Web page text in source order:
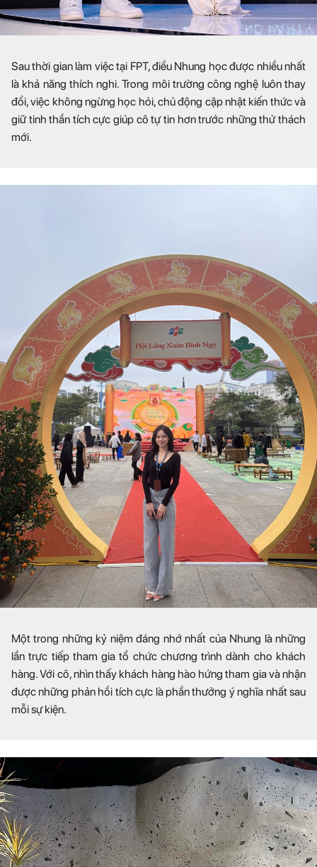
Sau thời gian làm việc tại FPT, điều Nhung học được nhiều nhất
là khả năng thích nghi. Trong môi trường công nghệ luôn thay
đổi, việc không ngừng học hỏi, chủ động cập nhật kiến thức và
giữ tinh thần tích cực giúp cô tự tin hơn trước những thử thách
mới.
Một trong những kỷ niệm đáng nhớ nhất của Nhung là những
lần trực tiếp tham gia tổ chức chương trình dành cho khách
hàng. Với cô, nhìn thấy khách hàng hào hứng tham gia và nhận
được những phản hồi tích cực là phần thưởng ý nghĩa nhất sau
mỗi sự kiện.